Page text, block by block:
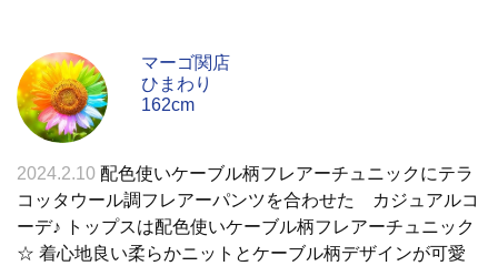
マーゴ関店
ひまわり
162cm
2024.2.10 配色使いケーブル柄フレアーチュニックにテラ
コッタウール調フレアーパンツを合わせた カジュアルコ
ーデ♪ トップスは配色使いケーブル柄フレアーチュニック
☆ 着心地良い柔らかニットとケーブル柄デザインが可愛